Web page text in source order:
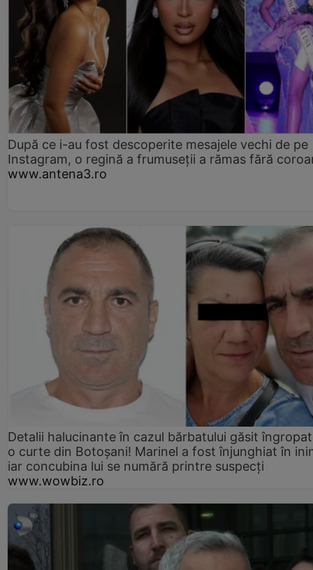
După ce i-au fost descoperite mesajele vechi de pe
Instagram, o regină a frumuseții a rămas fără
www.antena3.ro
Detalii halucinante în cazul bărbatului găsit
o curte din Botoșani! Marinel a fost înjunghiat în
iar concubina lui se numără printre suspecți
www.wowbiz.ro